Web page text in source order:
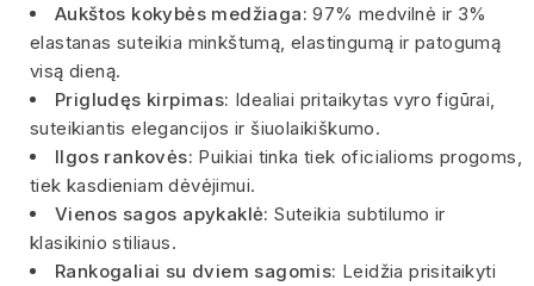
Aukštos kokybės medžiaga: 97% medvilnė ir 3%
elastanas suteikia minkštumą, elastingumą ir patogumą
visą dieną.
Prigludęs kirpimas: Idealiai pritaikytas vyro figūrai,
suteikiantis elegancijos ir šiuolaikiškumo.
Ilgos rankovės: Puikiai tinka tiek oficialioms progoms,
tiek kasdieniam dėvėjimui.
Vienos sagos apykaklė: Suteikia subtilumo ir
klasikinio stiliaus.
Rankogaliai su dviem sagomis: Leidžia prisitaikyti